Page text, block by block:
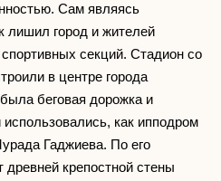
Сам являясь
лишил город и жителей
секций. Стадион со
в центре города
беговая дорожка и
как ипподром
Гаджиева. По его
крепостной стены